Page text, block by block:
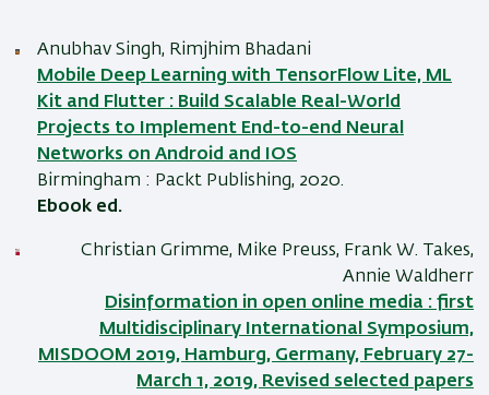
Anubhav Singh, Rimjhim Bhadani
Mobile Deep Learning with TensorFlow Lite, ML
Kit and Flutter : Build Scalable Real-World
Projects to Implement End-to-end Neural
Networks on Android and IOS
Birmingham : Packt Publishing, 2020.
Ebook ed.
Christian Grimme, Mike Preuss, Frank W. Takes,
Annie Waldherr
Disinformation in open online media : first
Multidisciplinary International Symposium,
MISDOOM 2019, Hamburg, Germany, February 27-
March 1, 2019, Revised selected papers